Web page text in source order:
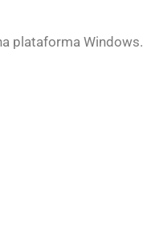
plataforma Windows.